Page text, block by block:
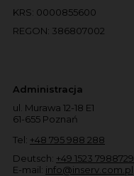
KRS: 0000855600
REGON: 386807002
Administracja
ul. Murawa 12-18 E1
61-655 Poznań
Tel: +48 795 988 288
Deutsch: +49 1523 7988729
E-mail: info@inserv.com.pl